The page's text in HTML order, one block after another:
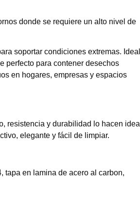
donde se requiere un alto nivel de
soportar condiciones extremas. Ideal
perfecto para contener desechos
en hogares, empresas y espacios
resistencia y durabilidad lo hacen ideal
elegante y fácil de limpiar.
tapa en lamina de acero al carbon,